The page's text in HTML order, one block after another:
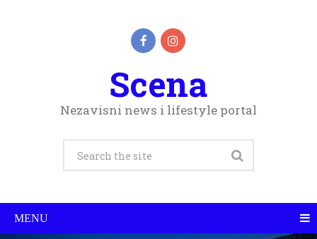
Scena
Nezavisni news i lifestyle portal
MENU